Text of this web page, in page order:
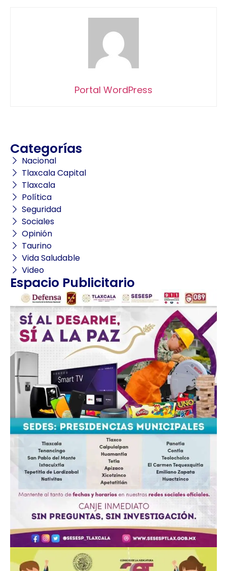
Portal WordPress
Categorías
Nacional
Tlaxcala Capital
Tlaxcala
Política
Seguridad
Sociales
Opinión
Taurino
Vida Saludable
Video
Espacio Publicitario